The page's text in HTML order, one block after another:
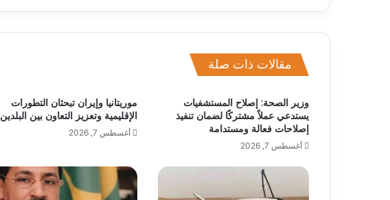
مقالات ذات صلة
وزير الصحة: إصلاح المستشفيات
يستدعي عملاً مشتركًا لضمان تنفيذ
إصلاحات فعالة ومستدامة
أغسطس 7, 2026
موريتانيا وإيران تبحثان التطورات
الإقليمية وتعزيز التعاون بين البلدين
أغسطس 7, 2026